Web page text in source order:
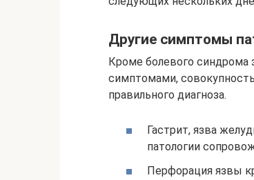
Другие симптомы
Кроме болевого синдрома
симптомами,
правильного диагноза.
Гастрит, язва
патологии
Перфорация язвы